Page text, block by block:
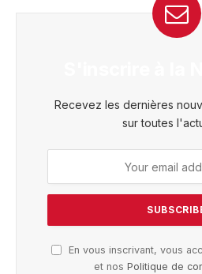
Recevez les dernières
sur toutes
En vous inscrivant, vous
et nos Politique de